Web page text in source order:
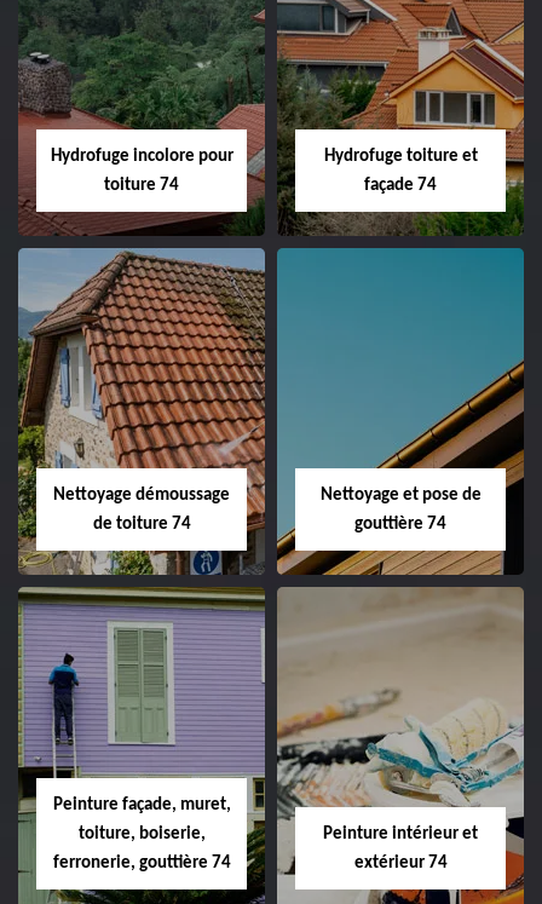
Hydrofuge incolore pour
toiture 74
Hydrofuge toiture et
façade 74
Nettoyage démoussage
de toiture 74
Nettoyage et pose de
gouttière 74
Peinture façade, muret,
toiture, boiserie,
ferronerie, gouttière 74
Peinture intérieur et
extérieur 74